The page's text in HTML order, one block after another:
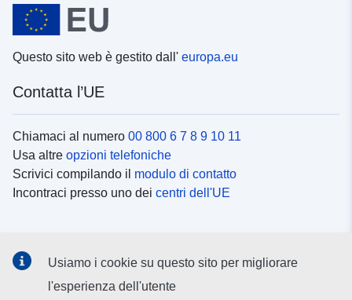
Questo sito web è gestito dall' europa.eu
Contatta l’UE
Chiamaci al numero 00 800 6 7 8 9 10 11
Usa altre opzioni telefoniche
Scrivici compilando il modulo di contatto
Incontraci presso uno dei centri dell'UE
Cerca icanali social
Usiamo i cookie su questo sito per migliorare
l'esperienza dell'utente